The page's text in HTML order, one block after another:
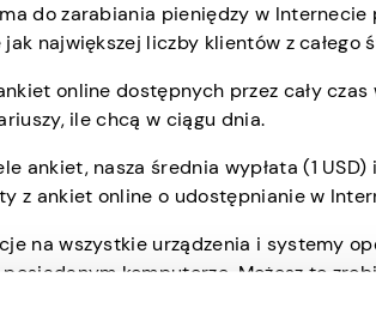
do zarabiania pieniędzy w
największej liczby klientów z całego
online dostępnych przez cały
ile chcą w ciągu dnia.
ankiet, nasza średnia wypłata (1
z ankiet online o udostępnianie w
na wszystkie urządzenia i systemy
komputerze. Możesz to